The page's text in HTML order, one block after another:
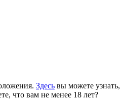
Здесь вы можете
что вам не менее 18 лет?